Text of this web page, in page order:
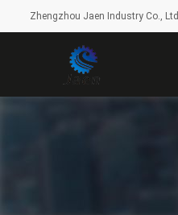
Zhengzhou Jaen Industry Co., Ltd